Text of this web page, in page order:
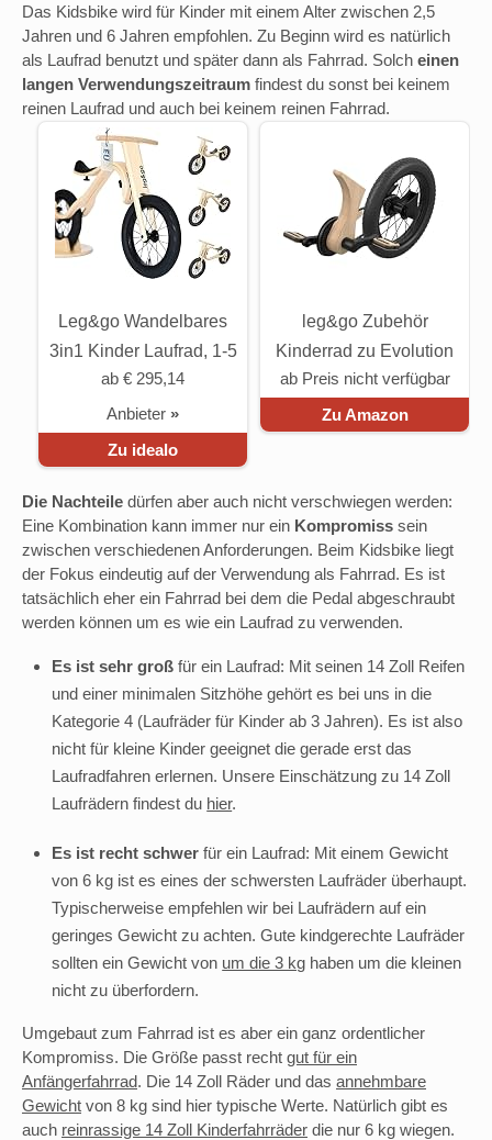
Das Kidsbike wird für Kinder mit einem Alter zwischen 2,5
Jahren und 6 Jahren empfohlen. Zu Beginn wird es natürlich
als Laufrad benutzt und später dann als Fahrrad. Solch einen
langen Verwendungszeitraum findest du sonst bei keinem
reinen Laufrad und auch bei keinem reinen Fahrrad.
leg&go Zubehör
Kinderrad zu Evolution
3in1 Laufrad 3-6 Jahre
ab Preis nicht verfügbar
Zu Amazon
Leg&go Wandelbares
3in1 Kinder Laufrad, 1-5
Jahre
ab € 295,14
Anbieter »
Zu idealo
Die Nachteile dürfen aber auch nicht verschwiegen werden:
Eine Kombination kann immer nur ein Kompromiss sein
zwischen verschiedenen Anforderungen. Beim Kidsbike liegt
der Fokus eindeutig auf der Verwendung als Fahrrad. Es ist
tatsächlich eher ein Fahrrad bei dem die Pedal abgeschraubt
werden können um es wie ein Laufrad zu verwenden.
Es ist sehr groß für ein Laufrad: Mit seinen 14 Zoll Reifen
und einer minimalen Sitzhöhe gehört es bei uns in die
Kategorie 4 (Laufräder für Kinder ab 3 Jahren). Es ist also
nicht für kleine Kinder geeignet die gerade erst das
Laufradfahren erlernen. Unsere Einschätzung zu 14 Zoll
Laufrädern findest du hier.
Es ist recht schwer für ein Laufrad: Mit einem Gewicht
von 6 kg ist es eines der schwersten Laufräder überhaupt.
Typischerweise empfehlen wir bei Laufrädern auf ein
geringes Gewicht zu achten. Gute kindgerechte Laufräder
sollten ein Gewicht von um die 3 kg haben um die kleinen
nicht zu überfordern.
Umgebaut zum Fahrrad ist es aber ein ganz ordentlicher
Kompromiss. Die Größe passt recht gut für ein
Anfängerfahrrad. Die 14 Zoll Räder und das annehmbare
Gewicht von 8 kg sind hier typische Werte. Natürlich gibt es
auch reinrassige 14 Zoll Kinderfahrräder die nur 6 kg wiegen.